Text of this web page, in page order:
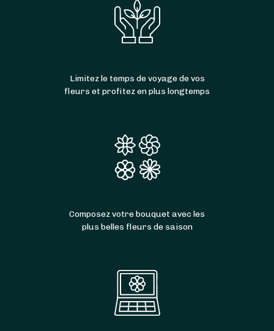
Limitez le temps de voyage de vos
fleurs et profitez en plus longtemps
Composez votre bouquet avec les
plus belles fleurs de saison